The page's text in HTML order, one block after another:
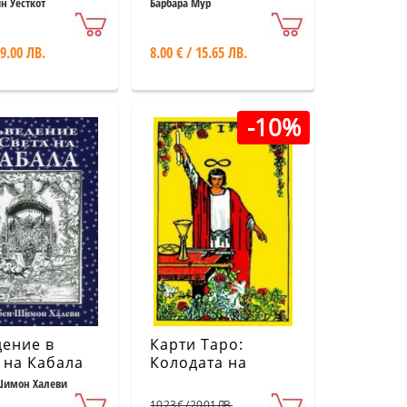
ЛВ. 8.00 € / 15.65 ЛВ.
в
на Кабала
Халеви
-10%
Карти Таро:
Колодата на
формат)